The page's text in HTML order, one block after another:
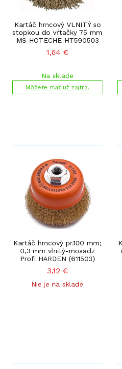
Kartáč hrncový VLNITÝ so
stopkou do vŕtačky 75 mm
MS HOTECHE HT590503
1,64 €
Na sklade
Môžete mať už zajtra.
Kartáč hrncový pr.100 mm;
0,3 mm vlnitý-mosadz
Profi HARDEN (611503)
3,12 €
Nie je na sklade